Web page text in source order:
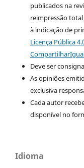
publicados na
reimpressão
à indicação de
Licença Pública
Deve ser
As opiniões
exclusiva
Cada autor
disponível no
Idioma